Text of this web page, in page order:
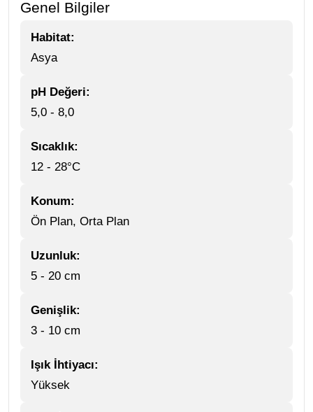
Genel Bilgiler
Habitat:
Asya
pH Değeri:
5,0 - 8,0
Sıcaklık:
12 - 28°C
Konum:
Ön Plan, Orta Plan
Uzunluk:
5 - 20 cm
Genişlik:
3 - 10 cm
Işık İhtiyacı:
Yüksek